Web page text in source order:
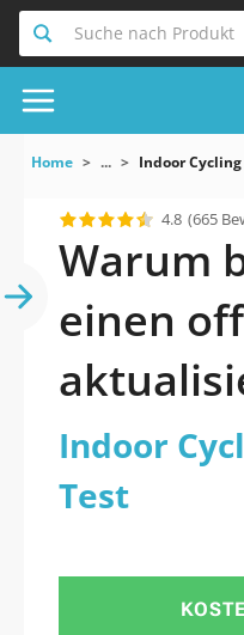
Suche nach Produkt
Home ... Indoor
4.8 (665
Warum
einen
Cycling
Test
Indoor
Test